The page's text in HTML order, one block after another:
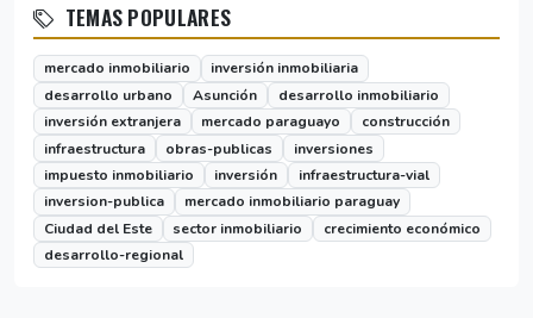
TEMAS POPULARES
mercado inmobiliario
inversión inmobiliaria
desarrollo urbano
Asunción
desarrollo inmobiliario
inversión extranjera
mercado paraguayo
construcción
infraestructura
obras-publicas
inversiones
impuesto inmobiliario
inversión
infraestructura-vial
inversion-publica
mercado inmobiliario paraguay
Ciudad del Este
sector inmobiliario
crecimiento económico
desarrollo-regional